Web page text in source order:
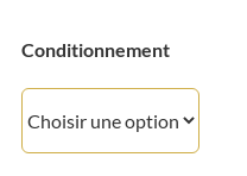
Conditionnement